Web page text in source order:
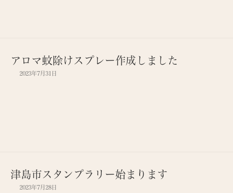
アロマ蚊除けスプレー作成しました
2023年7月31日
津島市スタンプラリー始まります
2023年7月28日